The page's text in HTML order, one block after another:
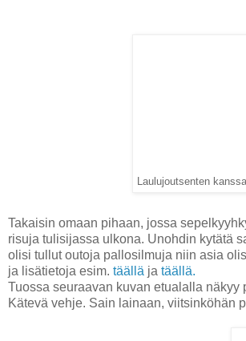
Laulujoutsenten
Takaisin omaan pihaan, jossa
risuja tulisijassa ulkona. Unohdin kytätä
olisi tullut outoja pallosilmuja niin asia
ja lisätietoja esim. täällä ja täällä.
Tuossa seuraavan kuvan etualalla
Kätevä vehje. Sain lainaan, viitsinköhän